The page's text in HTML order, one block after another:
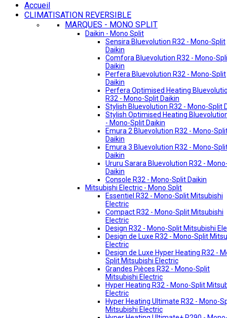
Accueil
CLIMATISATION REVERSIBLE
MARQUES - MONO SPLIT
Daikin - Mono Split
Sensira Bluevolution R32 - Mono-Split
Daikin
Comfora Bluevolution R32 - Mono-
Daikin
Perfera Bluevolution R32 - Mono-Split
Daikin
Perfera Optimised Heating
R32 - Mono-Split Daikin
Stylish Bluevolution R32 - Mono-Split
Stylish Optimised Heating
- Mono-Split Daikin
Emura 2 Bluevolution R32 - Mono-
Daikin
Emura 3 Bluevolution R32 - Mono-
Daikin
Ururu Sarara Bluevolution R32 -
Daikin
Console R32 - Mono-Split Daikin
Mitsubishi Electric - Mono Split
Essentiel R32 - Mono-Split Mitsubishi
Electric
Compact R32 - Mono-Split Mitsubishi
Electric
Design R32 - Mono-Split Mitsubishi
Design de Luxe R32 - Mono-Split
Electric
Design de Luxe Hyper Heating R32 -
Split Mitsubishi Electric
Grandes Pièces R32 - Mono-Split
Mitsubishi Electric
Hyper Heating R32 - Mono-Split
Electric
Hyper Heating Ultimate R32 - Mono-
Mitsubishi Electric